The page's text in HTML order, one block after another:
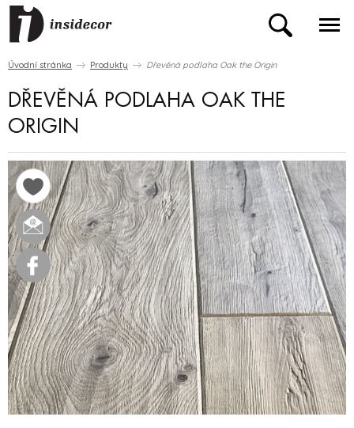
Úvodní stránka Produkty Dřevěná podlaha Oak the Origin
DŘEVĚNÁ PODLAHA OAK THE
ORIGIN